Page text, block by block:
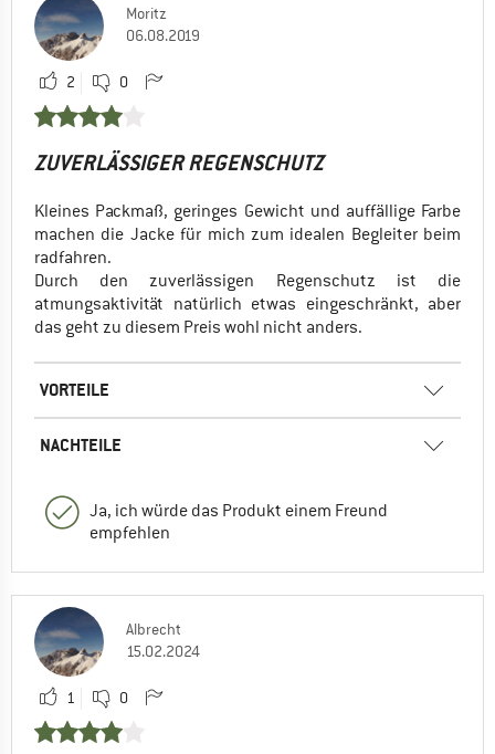
Moritz
06.08.2019
2 0
ZUVERLÄSSIGER REGENSCHUTZ
Kleines Packmaß, geringes Gewicht und auffällige Farbe
machen die Jacke für mich zum idealen Begleiter beim
radfahren.
Durch den zuverlässigen Regenschutz ist die
atmungsaktivität natürlich etwas eingeschränkt, aber
das geht zu diesem Preis wohl nicht anders.
VORTEILE
NACHTEILE
Ja, ich würde das Produkt einem Freund
empfehlen
Albrecht
15.02.2024
1 0